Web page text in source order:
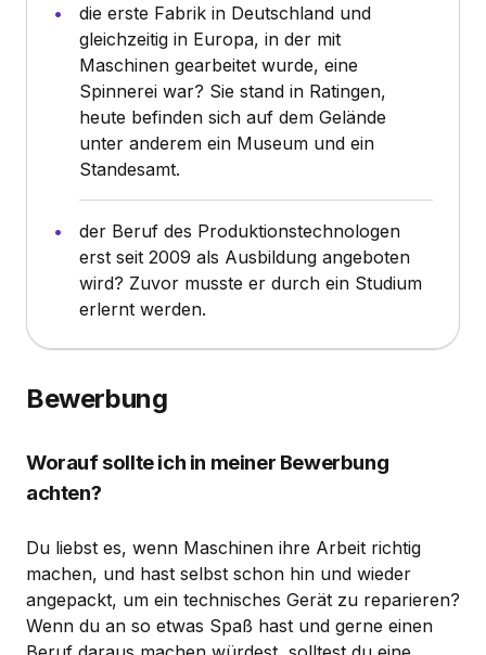
die erste Fabrik in Deutschland und
gleichzeitig in Europa, in der mit
Maschinen gearbeitet wurde, eine
Spinnerei war? Sie stand in Ratingen,
heute befinden sich auf dem Gelände
unter anderem ein Museum und ein
Standesamt.
der Beruf des Produktionstechnologen
erst seit 2009 als Ausbildung angeboten
wird? Zuvor musste er durch ein Studium
erlernt werden.
Bewerbung
Worauf sollte ich in meiner Bewerbung
achten?
Du liebst es, wenn Maschinen ihre Arbeit richtig
machen, und hast selbst schon hin und wieder
angepackt, um ein technisches Gerät zu reparieren?
Wenn du an so etwas Spaß hast und gerne einen